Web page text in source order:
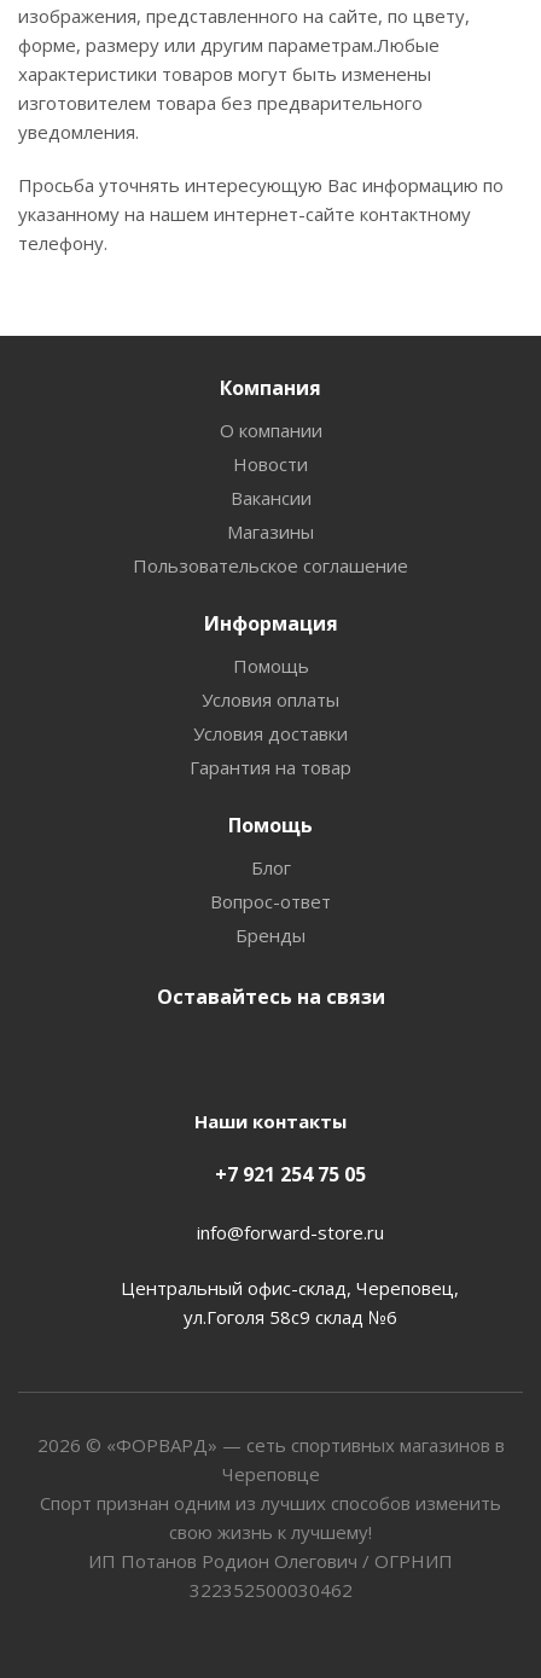
изображения, представленного на сайте, по цвету,
форме, размеру или другим параметрам.Любые
характеристики товаров могут быть изменены
изготовителем товара без предварительного
уведомления.
Просьба уточнять интересующую Вас информацию по
указанному на нашем интернет-сайте контактному
телефону.
Компания
О компании
Новости
Вакансии
Магазины
Пользовательское соглашение
Информация
Помощь
Условия оплаты
Условия доставки
Гарантия на товар
Помощь
Блог
Вопрос-ответ
Бренды
Оставайтесь на связи
Наши контакты
+7 921 254 75 05
info@forward-store.ru
Центральный офис-склад, Череповец,
ул.Гоголя 58с9 склад №6
2026 © «ФОРВАРД» — сеть спортивных магазинов в
Череповце
Спорт признан одним из лучших способов изменить
свою жизнь к лучшему!
ИП Потанов Родион Олегович / ОГРНИП
322352500030462